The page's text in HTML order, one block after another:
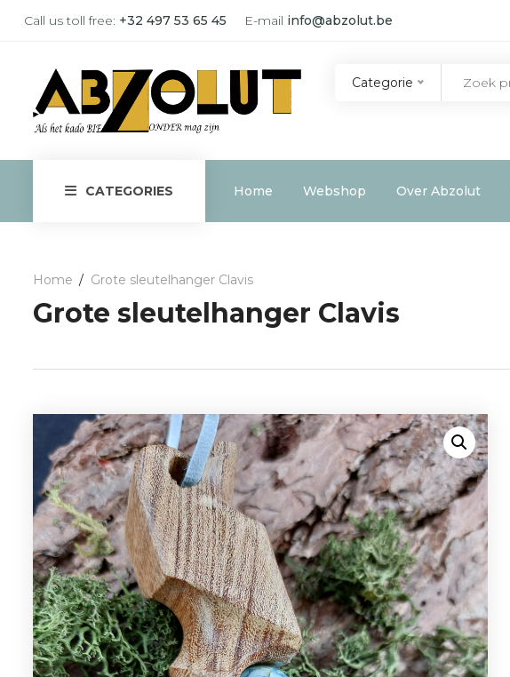
Call us toll free: +32 497 53 65 45 E-mail info@abzolut.be
Categorie
CATEGORIES Home Webshop Over Abzolut
Home Grote sleutelhanger Clavis
Grote sleutelhanger Clavis